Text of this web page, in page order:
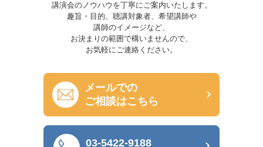
講演会のノウハウを丁寧にご案内いたします。
趣旨・目的、聴講対象者、希望講師や
講師のイメージなど、
お決まりの範囲で構いませんので、
お気軽にご連絡ください。
メールでの
ご相談はこちら
03-5422-9188